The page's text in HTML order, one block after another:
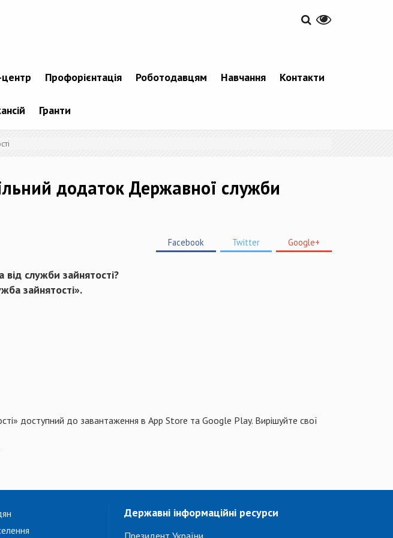
Профорієнтація Роботодавцям Навчання Контакти
Гранти
додаток Державної служби
Facebook Twitter Google+
служби зайнятості?
зайнятості».
доступний до завантаження в App Store та Google Play. Вирішуйте свої
Державні інформаційні ресурси
Президент України